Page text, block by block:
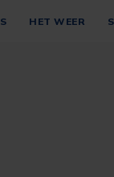
HET WEER